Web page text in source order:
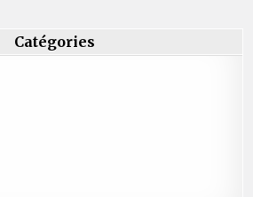
Catégories